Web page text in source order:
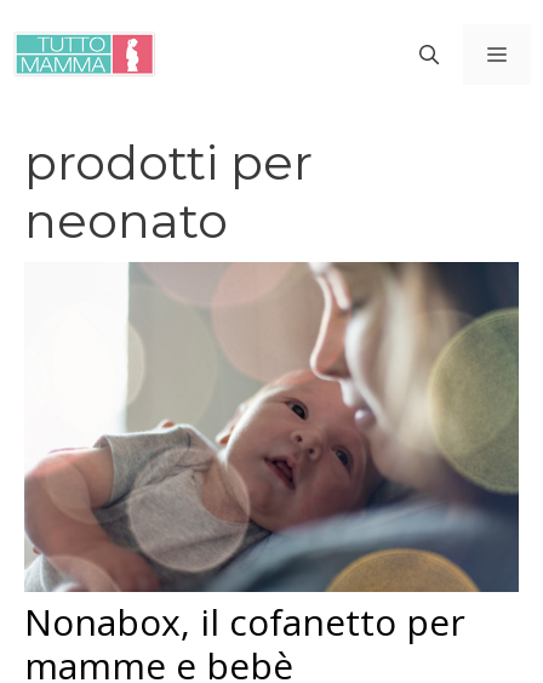
contenuto
prodotti per
neonato
Nonabox, il cofanetto per
mamme e bebè